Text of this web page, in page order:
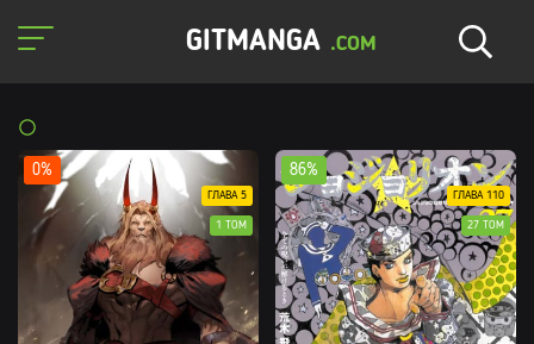
GITMANGA .COM
0%
ГЛАВА 5
1 ТОМ
86%
ГЛАВА 110
27 ТОМ